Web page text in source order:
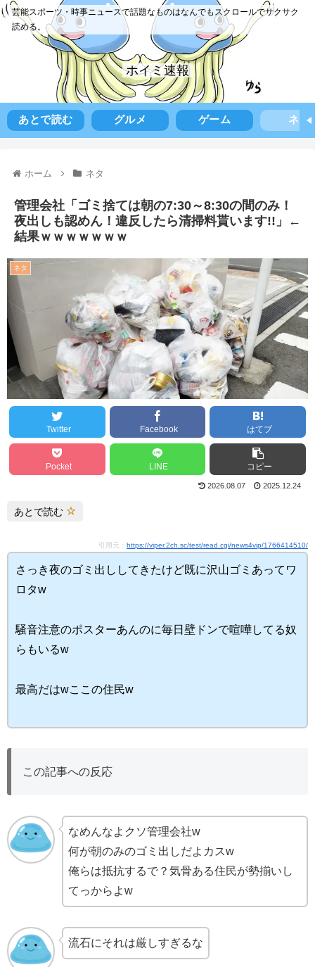
芸能スポーツ・時事ニュースで話題なものはなんでもスクロールでサクサク
読める。
ホイミ速報
あとで読む グルメ ゲーム ネタ
ホーム ネタ
管理会社「ゴミ捨ては朝の7:30～8:30の間のみ！
夜出しも認めん！違反したら清掃料貰います!!」←
結果ｗｗｗｗｗｗｗ
ネタ
Twitter Facebook はてブ
Pocket LINE コピー
2026.08.07 2025.12.24
あとで読む
引用元： https://viper.2ch.sc/test/read.cgi/news4vip/1766414510/
さっき夜のゴミ出ししてきたけど既に沢山ゴミあってワ
ロタw
騒音注意のポスターあんのに毎日壁ドンで喧嘩してる奴
らもいるw
最高だはwここの住民w
この記事への反応
なめんなよクソ管理会社w
何が朝のみのゴミ出しだよカスw
俺らは抵抗するで？気骨ある住民が勢揃いし
てっからよw
流石にそれは厳しすぎるな